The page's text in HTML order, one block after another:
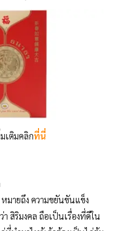
เติมคลิกที่นี่
มายถึง ความขยันขันแข็ง
สิริมงคล ถือเป็นเรื่องที่ดีใน